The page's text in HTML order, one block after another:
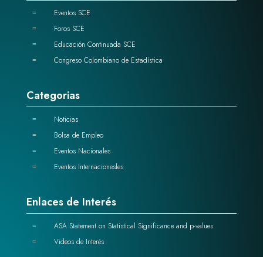
= Eventos SCE
= Foros SCE
= Educación Continuada SCE
= Congreso Colombiano de Estadística
Categorias
= Noticias
= Bolsa de Empleo
= Eventos Nacionales
= Eventos Internacionesles
Enlaces de Interés
= ASA Statement on Statistical Significance and p-values
= Videos de Interés